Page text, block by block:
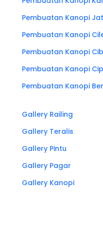
Pembuatan Kanopi
Pembuatan Kanopi
Pembuatan Kanopi
Pembuatan Kanopi
Pembuatan Kanopi
Gallery Railing
Gallery Teralis
Gallery Pintu
Gallery Pagar
Gallery Kanopi